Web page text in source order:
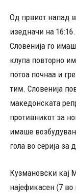
Од првиот напад
изедначи на
Словенија го
клупа повторно
потоа почнаа и
тим. Словенија
македонската
противникот за
имаше
гола во серија за
Кузмановски кај
најефикасен (7